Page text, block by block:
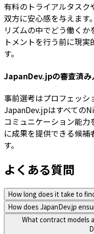
有料のトライアルタスク
双方に安心感を与えま
リズムの中でどう働く
トメントを行う前に現
す。
JapanDev.jpの審査済み
事前選考はプロフェッシ
JapanDev.jpはすべての
コミュニケーション能
に成果を提供できる候
す。
よくある質問
How long does it take to
How does JapanDev.jp
What contract models